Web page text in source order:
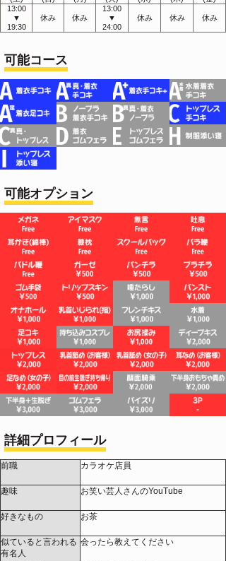
13:00
▼
19:30
休み 休み
13:00
▼
24:00
休み 休み 休み
可能コース
可能オプション
詳細プロフィール
前職 カラオケ店員
趣味 お笑い芸人さんのYouTube
好きなもの お茶
似ていると言われる
有名人
会ったら教えてください